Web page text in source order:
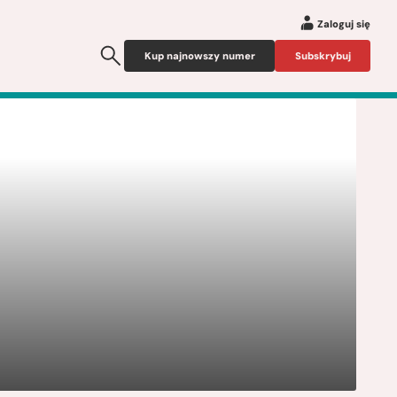
Zaloguj się
Kup najnowszy numer Subskrybuj